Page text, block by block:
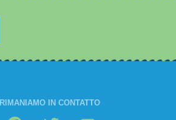
RIMANIAMO IN CONTATTO